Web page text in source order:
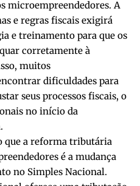
microempreendedores. A
e regras fiscais exigirá
e treinamento para que os
corretamente à
muitos
dificuldades para
seus processos fiscais, o
no início da
a reforma tributária
é a mudança
no Simples Nacional.